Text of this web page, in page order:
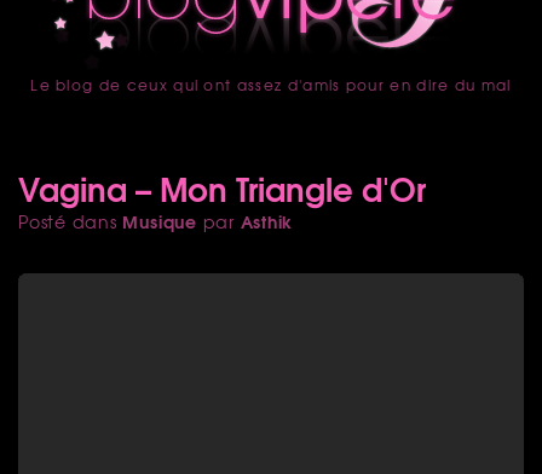
accueil
Le blog de ceux qui ont assez d'amis pour en dire du mal
Vagina – Mon Triangle d'Or
Posté dans Musique par Asthik